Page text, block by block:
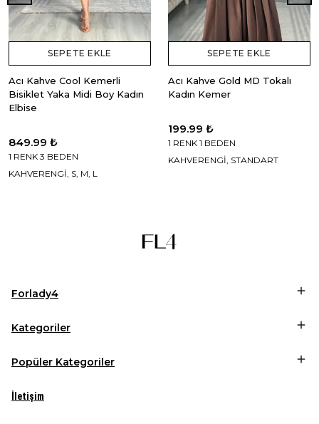
SEPETE EKLE
Acı Kahve Cool Kemerli
Bisiklet Yaka Midi Boy Kadın
Elbise
849.99 ₺
1 RENK 3 BEDEN
KAHVERENGİ, S, M, L
SEPETE EKLE
Acı Kahve Gold MD Tokalı
Kadın Kemer
199.99 ₺
1 RENK 1 BEDEN
KAHVERENGİ, STANDART
Forlady4
Kategoriler
Popüler Kategoriler
İletişim